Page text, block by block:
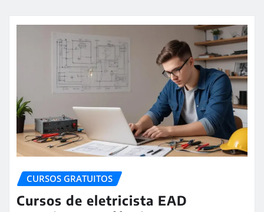
CURSOS GRATUITOS
Cursos de eletricista EAD